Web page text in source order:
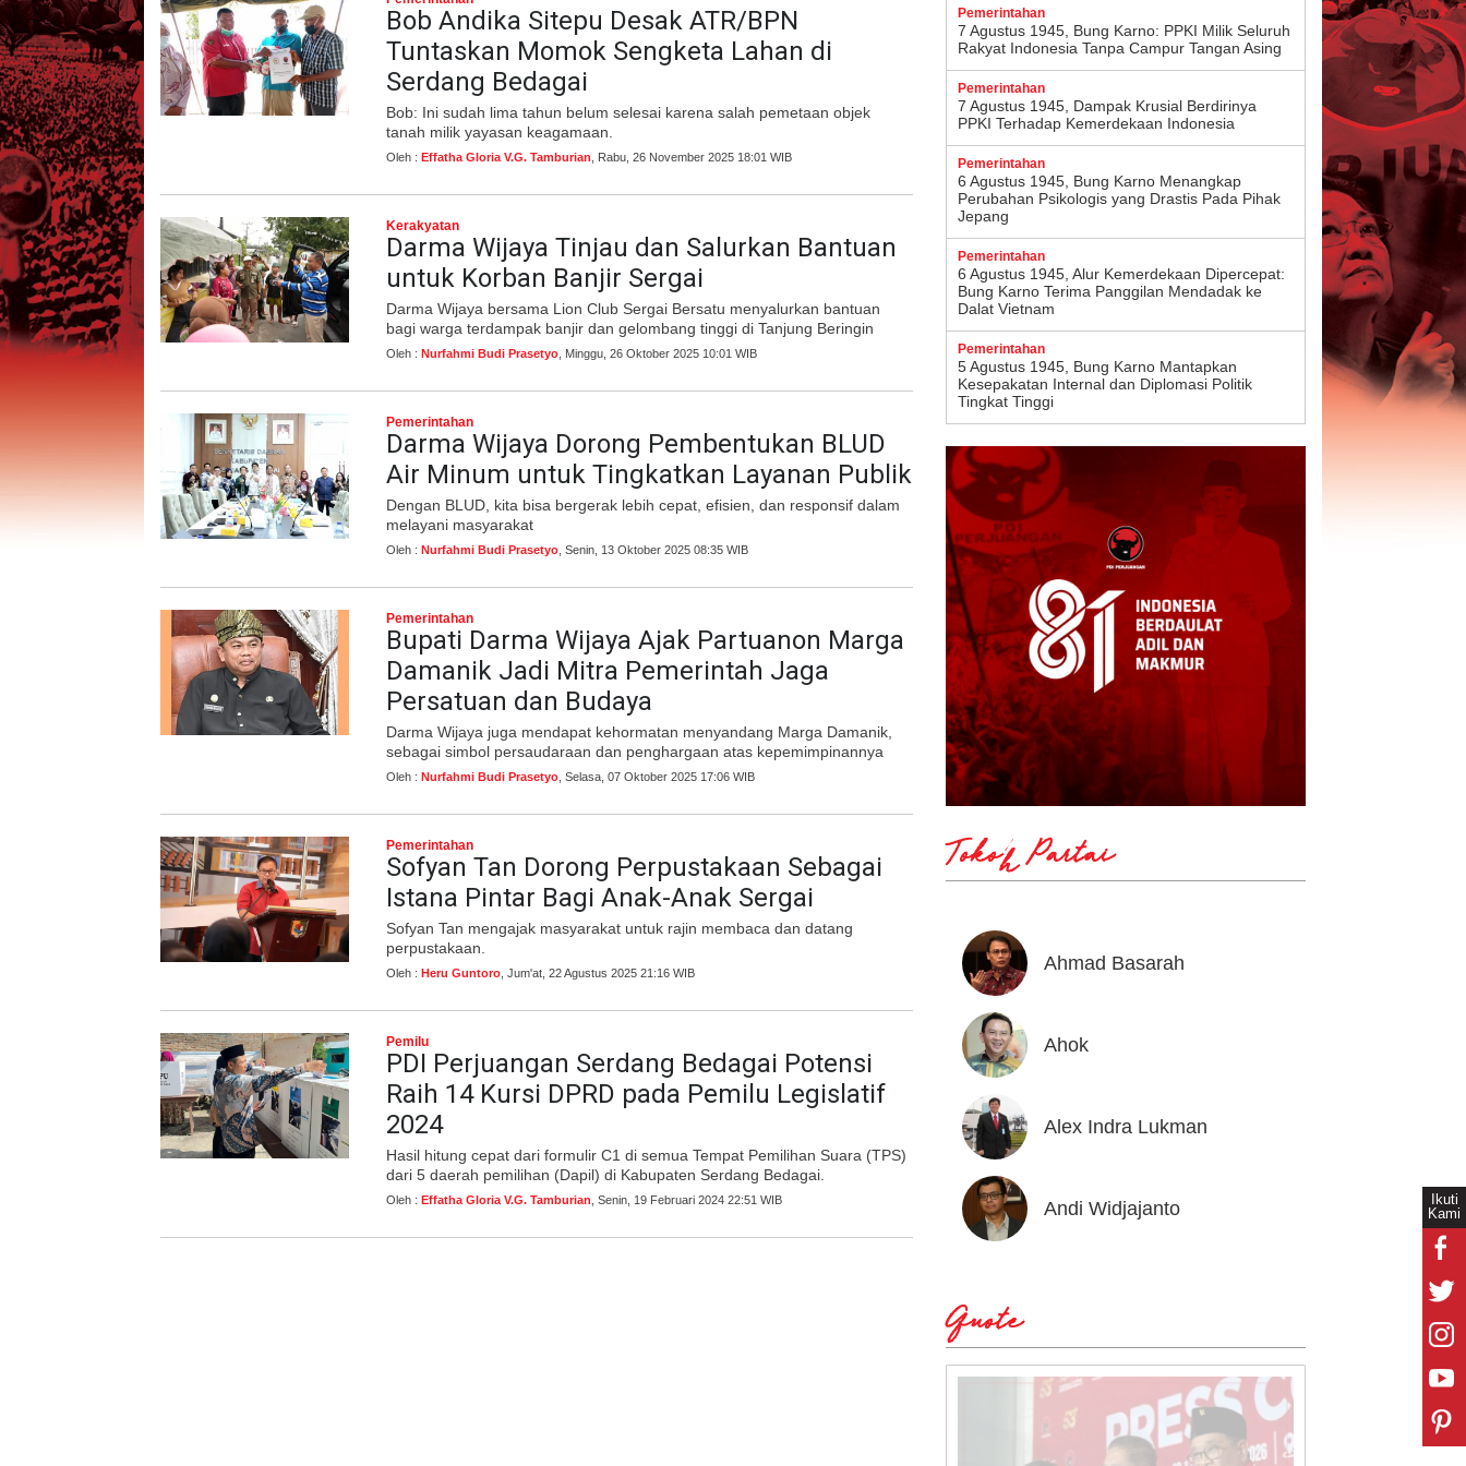
Ikuti
Kami
Bob Andika Sitepu Desak ATR/BPN
Tuntaskan Momok Sengketa Lahan di
Serdang Bedagai
Bob: Ini sudah lima tahun belum selesai karena salah pemetaan objek
tanah milik yayasan keagamaan.
Oleh : Effatha Gloria V.G. Tamburian , Rabu, 26 November 2025 18:01 WIB
Kerakyatan
Darma Wijaya Tinjau dan Salurkan Bantuan
untuk Korban Banjir Sergai
Darma Wijaya bersama Lion Club Sergai Bersatu menyalurkan bantuan
bagi warga terdampak banjir dan gelombang tinggi di Tanjung Beringin
Oleh : Nurfahmi Budi Prasetyo , Minggu, 26 Oktober 2025 10:01 WIB
Pemerintahan
Darma Wijaya Dorong Pembentukan BLUD
Air Minum untuk Tingkatkan Layanan Publik
Dengan BLUD, kita bisa bergerak lebih cepat, efisien, dan responsif dalam
melayani masyarakat
Oleh : Nurfahmi Budi Prasetyo , Senin, 13 Oktober 2025 08:35 WIB
Pemerintahan
Bupati Darma Wijaya Ajak Partuanon Marga
Damanik Jadi Mitra Pemerintah Jaga
Persatuan dan Budaya
Darma Wijaya juga mendapat kehormatan menyandang Marga Damanik,
sebagai simbol persaudaraan dan penghargaan atas kepemimpinannya
Oleh : Nurfahmi Budi Prasetyo , Selasa, 07 Oktober 2025 17:06 WIB
Pemerintahan
Sofyan Tan Dorong Perpustakaan Sebagai
Istana Pintar Bagi Anak-Anak Sergai
Sofyan Tan mengajak masyarakat untuk rajin membaca dan datang
perpustakaan.
Oleh : Heru Guntoro , Jum'at, 22 Agustus 2025 21:16 WIB
Pemilu
PDI Perjuangan Serdang Bedagai Potensi
Raih 14 Kursi DPRD pada Pemilu Legislatif
2024
Hasil hitung cepat dari formulir C1 di semua Tempat Pemilihan Suara (TPS)
dari 5 daerah pemilihan (Dapil) di Kabupaten Serdang Bedagai.
Oleh : Effatha Gloria V.G. Tamburian , Senin, 19 Februari 2024 22:51 WIB
Pemerintahan
7 Agustus 1945, Bung Karno: PPKI Milik Seluruh
Rakyat Indonesia Tanpa Campur Tangan Asing
Pemerintahan
7 Agustus 1945, Dampak Krusial Berdirinya
PPKI Terhadap Kemerdekaan Indonesia
Pemerintahan
6 Agustus 1945, Bung Karno Menangkap
Perubahan Psikologis yang Drastis Pada Pihak
Jepang
Pemerintahan
6 Agustus 1945, Alur Kemerdekaan Dipercepat:
Bung Karno Terima Panggilan Mendadak ke
Dalat Vietnam
Pemerintahan
5 Agustus 1945, Bung Karno Mantapkan
Kesepakatan Internal dan Diplomasi Politik
Tingkat Tinggi
Tokoh Partai
Ahmad Basarah
Ahok
Alex Indra Lukman
Andi Widjajanto Aria
Quote